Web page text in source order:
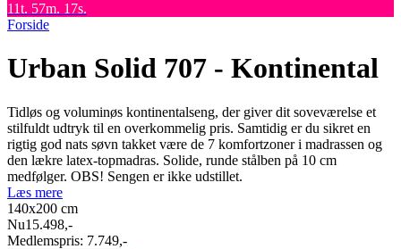
11t. 57m. 17s.
Forside
Urban Solid 707 - Kontinental
Tidløs og voluminøs kontinentalseng, der giver dit soveværelse et
stilfuldt udtryk til en overkommelig pris. Samtidig er du sikret en
rigtig god nats søvn takket være de 7 komfortzoner i madrassen og
den lækre latex-topmadras. Solide, runde stålben på 10 cm
medfølger. OBS! Sengen er ikke udstillet.
Læs mere
140x200 cm
Nu15.498,-
Medlemspris: 7.749,-